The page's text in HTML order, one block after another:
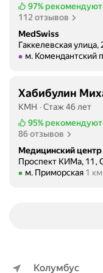
97% рекомендуют
112 отзывов
MedSwiss
Гаккелевская
Метро м.
м. Комендантский
Хабибулин
КМН
Стаж 46 лет
95% рекомендуют
86 отзывов
Медицинский
Проспект КИМа, 11,
Метро м. Приморская
м. Приморская 1 км
Колумбус